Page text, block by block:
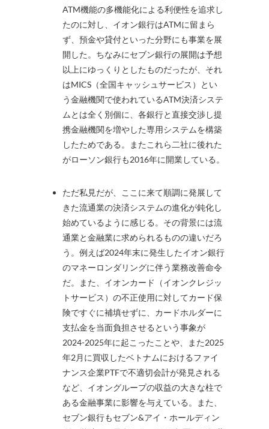
ATM機能の多機能化による利便性を追求し
たのに対し、イオン銀行はATMに留まら
ず、預金や貸付といった分野にも事業を展
開した。ちなみにセブン銀行の展開は予想
以上にゆっくりとしたものだったが、それ
はMICS（全国キャッシュサービス）とい
う金融機関で使われているATM決済システ
ムとは全く別個に、各銀行と直接交渉し提
携金融機関を増やした専用システムを構築
したためである。またこれら二社に後れた
がローソン銀行も2016年に開業している。
ただ私見だが、ここに来て順調に発展して
きた流通業の決済システムの進化が鈍化し
始めているように感じる。その背景には流
通業と金融業に求められるものの違いだろ
う。例えば2024年末に発生したイオン銀行
のマネーロンダリングに伴う業務改善命令
だ。また、イオンカード（イオンクレジッ
トサービス）の不正使用に対してカード保
険ですぐに補填せずに、カードホルダーに
支払金を当面負担させるという事象が
2024-2025年に起こったことや、また2025
年2月に買収したベトナムにおけるファイ
ナンス企業PTFで不適切会計が発見される
など、イオングループの収益の大きな柱で
ある金融事業に影響を与えている。また、
セブン銀行もセブン&アイ・ホールディン